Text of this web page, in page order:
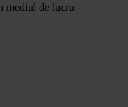
mediul de lucru